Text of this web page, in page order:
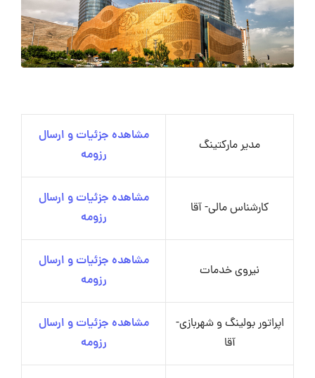
مدیر مارکتینگ
مشاهده جزئیات و ارسال
رزومه
کارشناس مالی- آقا
مشاهده جزئیات و ارسال
رزومه
نیروی خدمات
مشاهده جزئیات و ارسال
رزومه
اپراتور بولینگ و شهربازی-
آقا
مشاهده جزئیات و ارسال
رزومه